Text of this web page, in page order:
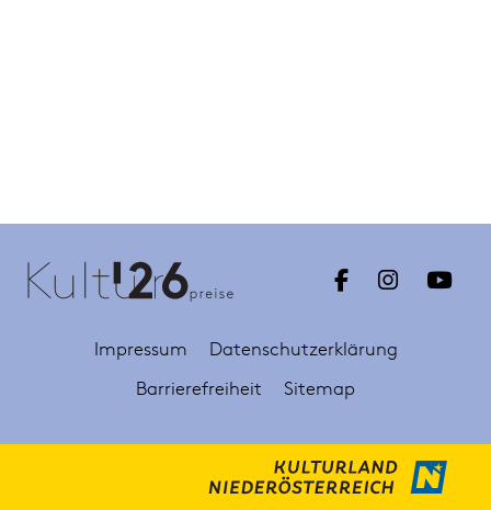
Impressum
Datenschutzerklärung
Barrierefreiheit
Sitemap